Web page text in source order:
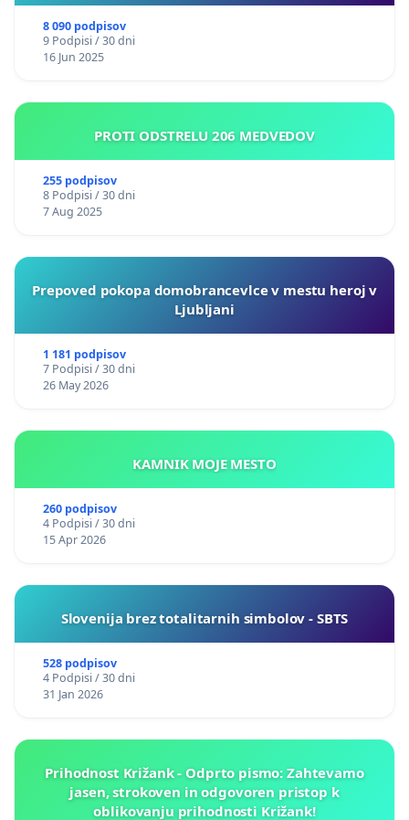
8 090 podpisov
9 Podpisi / 30 dni
16 Jun 2025
PROTI ODSTRELU 206 MEDVEDOV
255 podpisov
8 Podpisi / 30 dni
7 Aug 2025
Prepoved pokopa domobrancevlce v mestu heroj v
Ljubljani
1 181 podpisov
7 Podpisi / 30 dni
26 May 2026
KAMNIK MOJE MESTO
260 podpisov
4 Podpisi / 30 dni
15 Apr 2026
Slovenija brez totalitarnih simbolov - SBTS
528 podpisov
4 Podpisi / 30 dni
31 Jan 2026
Prihodnost Križank - Odprto pismo: Zahtevamo
jasen, strokoven in odgovoren pristop k
oblikovanju prihodnosti Križank!